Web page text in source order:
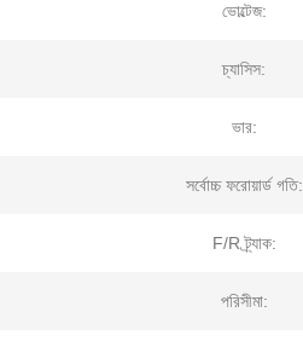
ভোল্টেজ:
চ্যাসিস:
ভার:
সর্বোচ্চ ফরোয়ার্ড গতি:
F/R ট্র্যাক:
পরিসীমা: